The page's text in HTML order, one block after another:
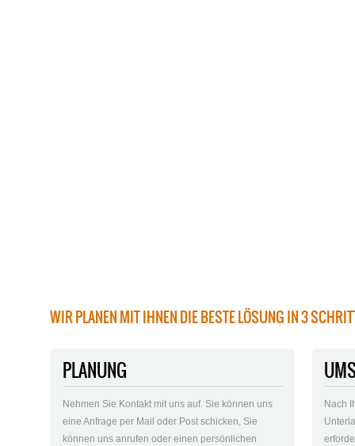
WIR PLANEN MIT IHNEN DIE BESTE LÖSUNG IN 3
PLANUNG
Nehmen Sie Kontakt mit uns auf. Sie können uns
eine Anfrage per Mail oder Post schicken, Sie
können uns anrufen oder einen persönlichen
Nach